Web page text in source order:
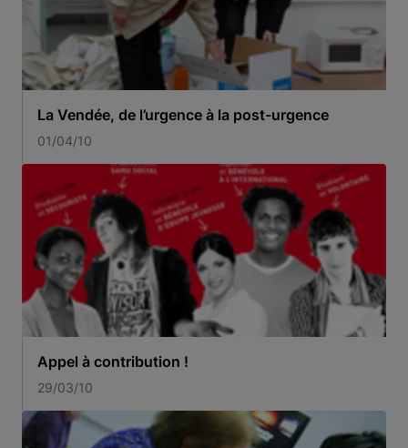
La Vendée, de l’urgence à la post-urgence
01/04/10
Appel à contribution !
29/03/10